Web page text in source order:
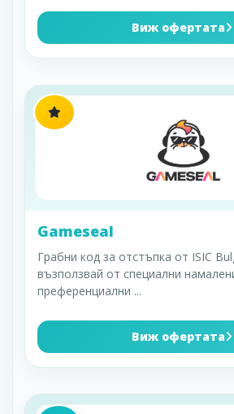
Виж офертата
Gameseal
Грабни код за отстъпка от ISIC
възползвай от специални
преференциални ...
Виж офертата